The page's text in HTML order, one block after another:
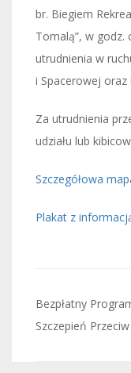
br. Biegiem
Tomalą”, w godz.
utrudnienia w
i Spacerowej oraz
Za utrudnienia
udziału lub
Szczegółowa
Plakat z
wpisu
Bezpłatny
Szczepień